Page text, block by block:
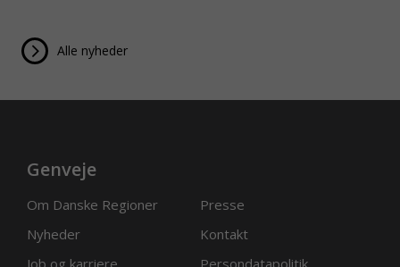
Alle nyheder
Genveje
Om Danske Regioner
Presse
Nyheder
Kontakt
Job og karriere
Persondatapolitik